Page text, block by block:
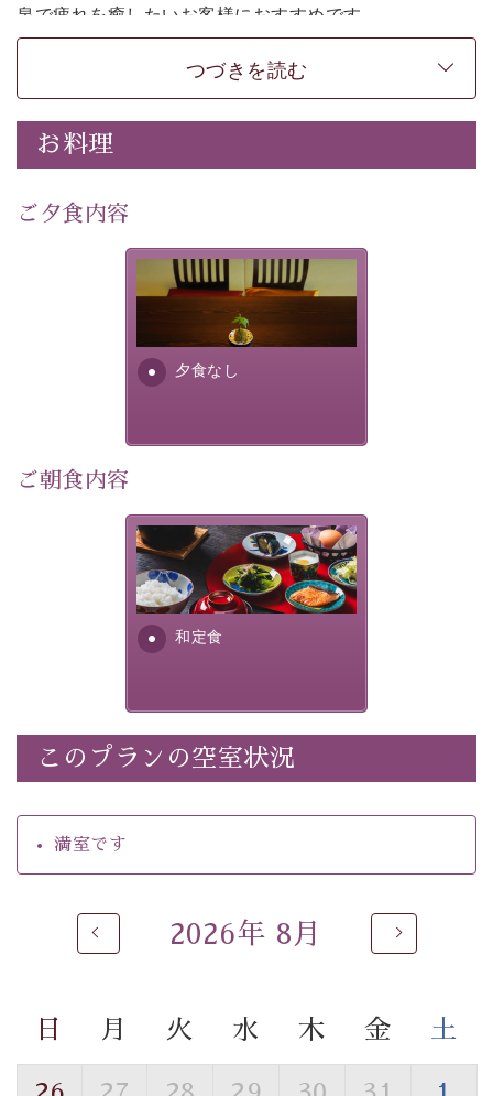
泉で疲れを癒したいお客様におすすめです。
ご朝食は個室の料亭で気兼ねなくお食事をお愉しみくだ
-----------【安心への取り組み】----------
個室料亭、貸切風呂のご利用が可能な上、 安心安全にご
滞在いただけるよう
30項目以上からなる独自の衛生・消毒プログラムの基、
徹底した衛生管理を行っております。
-------------------------------------------------
・朝食は個室料亭で個室食
・諏訪大社4社を巡る無料参拝バス（事前予約制）
・館内着をご用意
・館内フリーWi-Fi
・駐車場完備
・個室料亭で個室食
・朝食はこだわりの味噌汁をはじめとした和定食
■お座敷風呂（大浴場）
温泉の成分に合わせ、防菌防カビの特殊素材の畳を使
※男性大浴場までのご移動には階段がございます。 予め
ご了承のほどお願いいたします。
貸切温泉風呂
（40分2000円）
眺望はございませんが、源泉掛け流しの温泉の質を楽し
■諏訪大社4社を巡る無料参拝バス
つづきを読む
お料理
ご夕食内容
夕食なし
夕食なしご夕食を追加される
場合は、二食付きのプランを
お選びくださいませ。
ご朝食内容
和定食
さっぱりとした和食膳に使わ
れる食材は、諏訪の名産品を
ふんだんに取り入れ、安心・
安全を心掛けた長野県産...
このプランの空室状況
満室です
2026年 8月
日 月 火 水 木 金 土